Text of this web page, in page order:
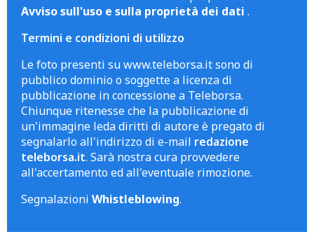
Avviso sull'uso e sulla proprietà dei dati .
Termini e condizioni di utilizzo
Le foto presenti su www.teleborsa.it sono di
pubblico dominio o soggette a licenza di
pubblicazione in concessione a Teleborsa.
Chiunque ritenesse che la pubblicazione di
un'immagine leda diritti di autore è pregato di
segnalarlo all'indirizzo di e-mail redazione
teleborsa.it. Sarà nostra cura provvedere
all'accertamento ed all'eventuale rimozione.
Segnalazioni Whistleblowing.